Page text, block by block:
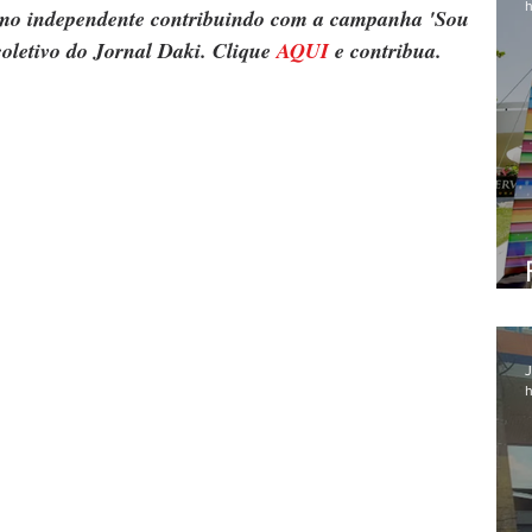
independente contribuindo com a campanha 'Sou
do Jornal Daki. Clique AQUI e contribua.